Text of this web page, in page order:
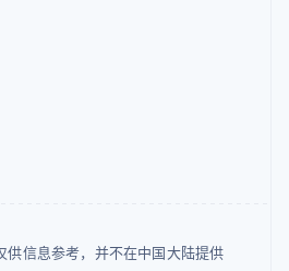
供信息参考，并不在中国大陆提供